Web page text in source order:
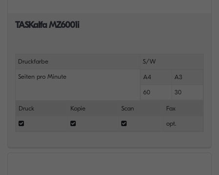
TASKalfa MZ6001i
Druckfarbe S/W
Seiten pro Minute A4 A3
60 30
Druck Kopie Scan Fax
opt.